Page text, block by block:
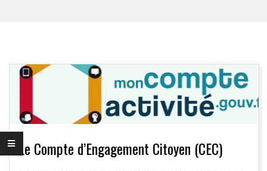
A
S
SLe Compte d’Engagement Citoyen (CEC)